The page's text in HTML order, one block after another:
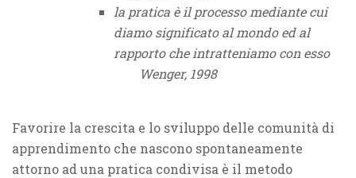
la pratica è il processo mediante cui
diamo significato al mondo ed al
rapporto che intratteniamo con esso
Wenger, 1998
Favorire la crescita e lo sviluppo delle comunità di
apprendimento che nascono spontaneamente
attorno ad una pratica condivisa è il metodo